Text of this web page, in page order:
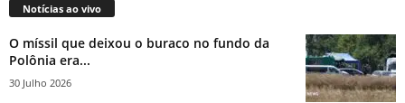
Notícias ao vivo
O míssil que deixou o buraco no fundo da
Polônia era...
30 Julho 2026